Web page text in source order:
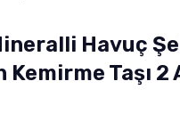
Havuç
Kemirme Taşı 2